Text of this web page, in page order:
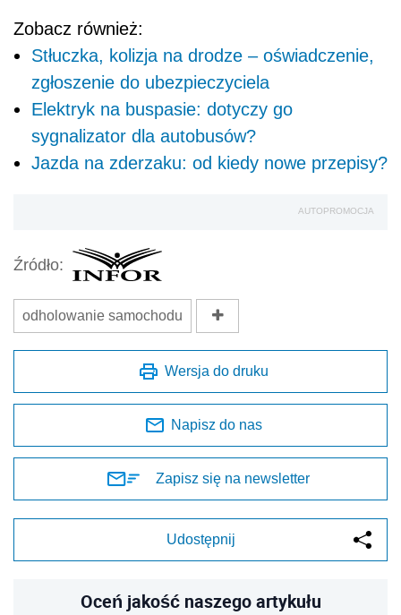
Zobacz również:
Stłuczka, kolizja na drodze – oświadczenie,
zgłoszenie do ubezpieczyciela
Elektryk na buspasie: dotyczy go
sygnalizator dla autobusów?
Jazda na zderzaku: od kiedy nowe przepisy?
AUTOPROMOCJA
Źródło:
odholowanie samochodu
Wersja do druku
Napisz do nas
Zapisz się na newsletter
Udostępnij
Oceń jakość naszego artykułu